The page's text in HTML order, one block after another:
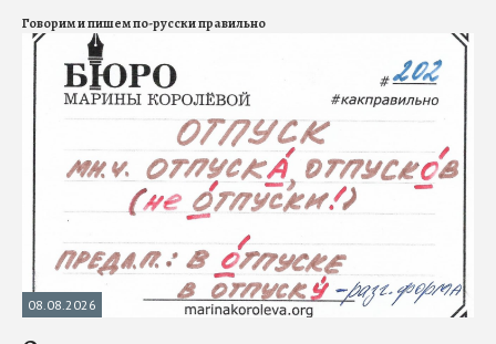
Говорим и пишем по-русски правильно
08.08.2026